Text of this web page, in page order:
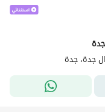
جدة، جدة